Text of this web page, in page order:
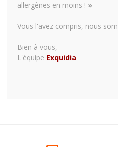
allergènes en moins ! »
Vous l'avez compris, nous
Bien à vous,
L'équipe Exquidia